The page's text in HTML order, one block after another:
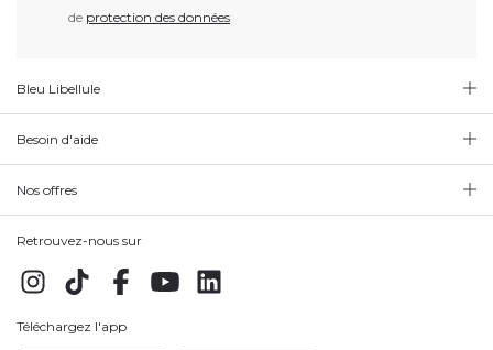
de protection des données
Bleu Libellule
Besoin d'aide
Nos offres
Retrouvez-nous sur
Téléchargez l'app